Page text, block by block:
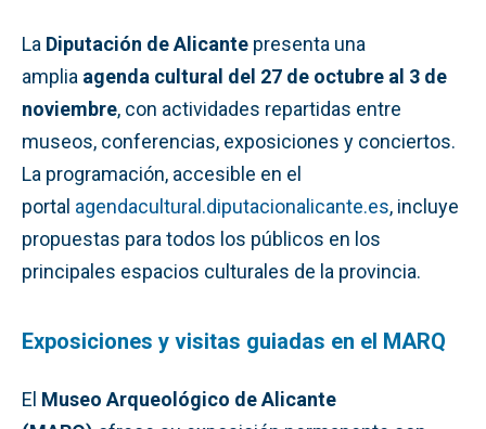
La Diputación de Alicante presenta una
amplia agenda cultural del 27 de octubre al 3 de
noviembre, con actividades repartidas entre
museos, conferencias, exposiciones y conciertos.
La programación, accesible en el
portal agendacultural.diputacionalicante.es, incluye
propuestas para todos los públicos en los
principales espacios culturales de la provincia.
Exposiciones y visitas guiadas en el MARQ
El Museo Arqueológico de Alicante